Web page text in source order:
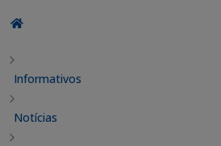
Informativos
Notícias